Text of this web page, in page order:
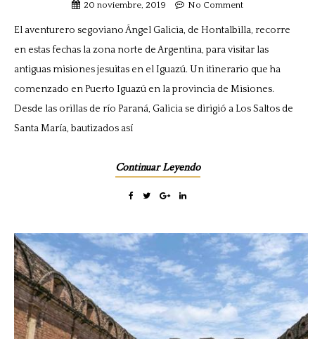
20 noviembre, 2019 No Comment
El aventurero segoviano Ángel Galicia, de Hontalbilla, recorre
en estas fechas la zona norte de Argentina, para visitar las
antiguas misiones jesuitas en el Iguazú. Un itinerario que ha
comenzado en Puerto Iguazú en la provincia de Misiones.
Desde las orillas de río Paraná, Galicia se dirigió a Los Saltos de
Santa María, bautizados así
Continuar Leyendo